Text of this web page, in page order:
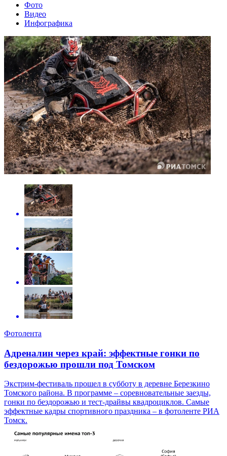
Фото
Видео
Инфографика
Фотолента
Адреналин через край: эффектные гонки по
бездорожью прошли под Томском
Экстрим-фестиваль прошел в субботу в деревне Березкино
Томского района. В программе – соревновательные заезды,
гонки по бездорожью и тест-драйвы квадроциклов. Самые
эффектные кадры спортивного праздника – в фотоленте РИА
Томск.